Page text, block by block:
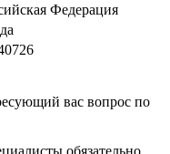
Федерация
вас вопрос по
обязательно